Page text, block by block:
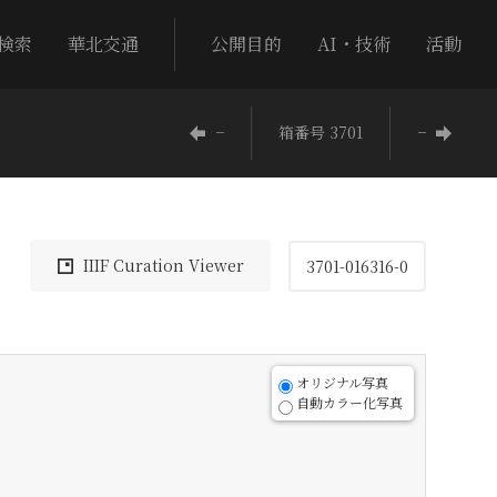
索 華北交通 公開目的 AI・技術 活動
− 箱番号 3701 −
IIIF Curation Viewer 3701-016316-0
オリジナル写真
自動カラー化写真